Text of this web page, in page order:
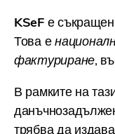
KSeFе
Това е
фактуриране,
В рамките на
трябва да